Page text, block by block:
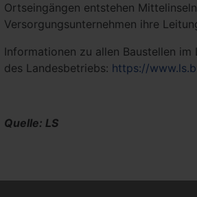
Ortseingängen entstehen
Versorgungsunternehmen ihre
Informationen zu allen Baustellen
des Landesbetriebs: https://
Quelle: LS